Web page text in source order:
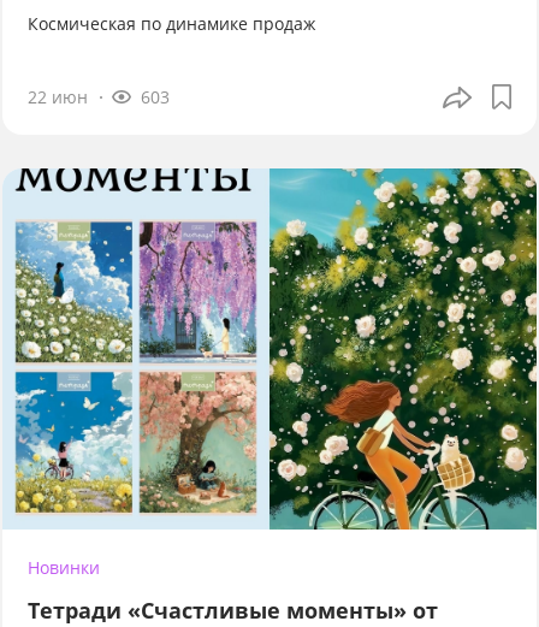
Космическая по динамике продаж
22 июн 603
Новинки
Тетради «Счастливые моменты» от